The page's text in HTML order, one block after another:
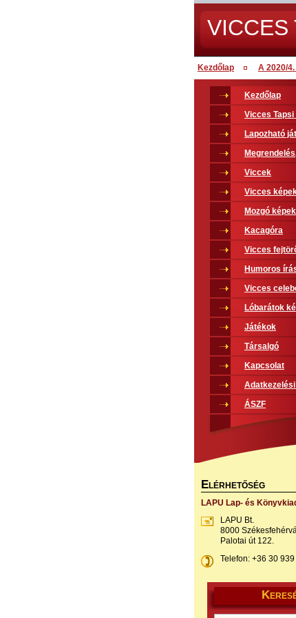
VICCES
Kezdőlap A 2020/
Kezdőlap
Vicces
Lapozható
Viccek
Vicces
Mozgó képek
Kacagóra
Vicces
Humoros
Vicces
Lóbarátok
Játékok
Társalgó
Kapcsolat
ÁSZF
ELÉRHETŐSÉG
LAPU Lap- és
LAPU Bt.
8000
Palotai út 122.
Telefon: +36 30
K